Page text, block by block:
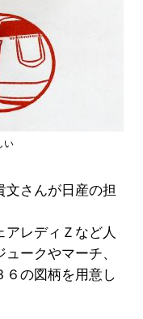
い
さんが日産の担
レディＺなど人
ークやマーチ、
の図柄を用意し